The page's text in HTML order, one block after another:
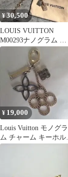
¥30,500
LOUIS VUITTON
M00293ナノグラム ネ
ックレス
¥ 19,000
Louis Vuitton モノグラ
ム チャーム キーホル
ー